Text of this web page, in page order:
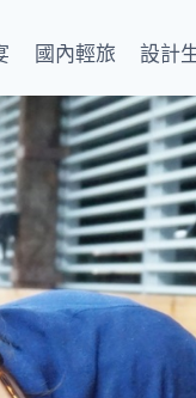
國內輕旅 設計